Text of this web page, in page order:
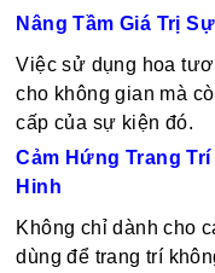
Nâng Tầm Giá Trị
Việc sử dụng hoa
cho không gian mà
cấp của sự kiện đó.
Cảm Hứng Trang
Hinh
Không chỉ dành cho
dùng để trang trí